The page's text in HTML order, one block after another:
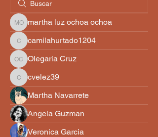
martha luz ochoa ochoa
martha luz ochoa ochoa
camilahurtado1204
camilahurtado1204
Olegaria Cruz
Olegaria Cruz
cvelez39
cvelez39
Martha Navarrete
Angela Guzman
Veronica Garcia